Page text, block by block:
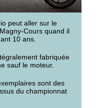
peut aller sur le
Cours quand il
10 ans.
fabriquée
sauf le moteur.
sont des
du championnat